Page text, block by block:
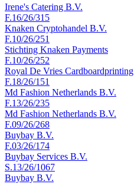
Irene's Catering B.V.
F.16/26/315
Knaken Cryptohandel B.V.
F.10/26/251
Stichting Knaken Payments
F.10/26/252
Royal De Vries Cardboardprinting
F.18/26/151
Md Fashion Netherlands B.V.
F.13/26/235
Md Fashion Netherlands B.V.
F.09/26/268
Buybay B.V.
F.03/26/174
Buybay Services B.V.
S.13/26/1067
Buybay B.V.